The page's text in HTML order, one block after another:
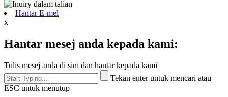
Hantar E-mel
x
Hantar mesej anda kepada kami:
Tulis mesej anda di sini dan hantar kepada kami
Tekan enter untuk mencari atau
ESC untuk menutup